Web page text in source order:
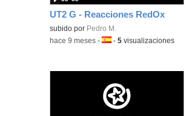
UT2 G - Reacciones RedOx
Contenido educativo.
subido por Pedro M.
-hace 9 meses -Idioma:
-5 visualizaciones